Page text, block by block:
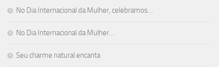
No Dia Internacional da Mulher, celebramos…
No Dia Internacional da Mulher…
Seu charme natural encanta